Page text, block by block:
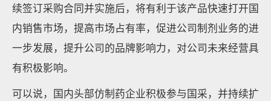
续签订采购合同并实施后，将有利于该产品快速打开国
内销售市场，提高市场占有率，促进公司制剂业务的进
一步发展，提升公司的品牌影响力，对公司未来经营具
有积极影响。
可以说，国内头部仿制药企业积极参与国采，并持续扩